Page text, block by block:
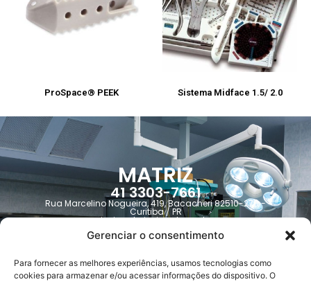
Gerenciar o consentimento
Para fornecer as melhores experiências, usamos tecnologias como
cookies para armazenar e/ou acessar informações do dispositivo. O
ProSpace® PEEK Sistema Midface 1.5/ 2.0
MATRIZ
41 3303-7661
Rua Marcelino Nogueira, 419, Bacacheri 82510-270 -
Curitiba / PR
jusimed@jusimed.com.br
Trabalhe Conosco